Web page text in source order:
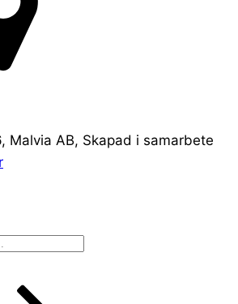
, Malvia AB, Skapad i samarbete